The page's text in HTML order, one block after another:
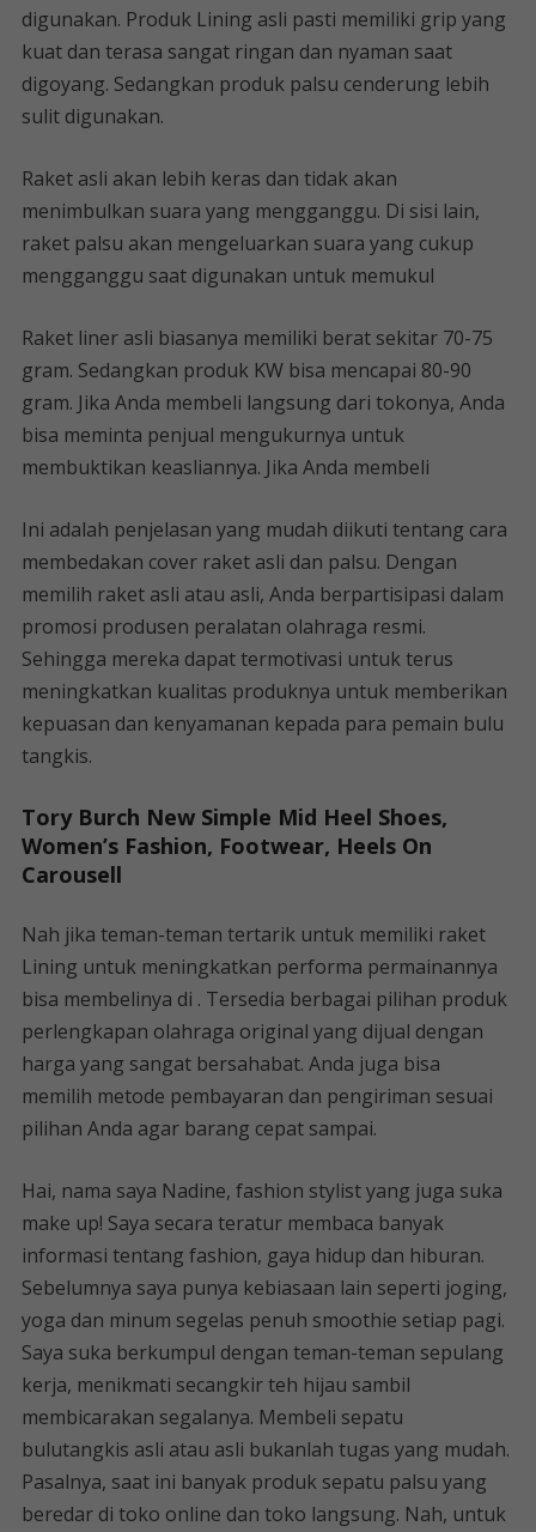
digunakan. Produk Lining asli pasti memiliki grip yang
kuat dan terasa sangat ringan dan nyaman saat
digoyang. Sedangkan produk palsu cenderung lebih
sulit digunakan.
Raket asli akan lebih keras dan tidak akan
menimbulkan suara yang mengganggu. Di sisi lain,
raket palsu akan mengeluarkan suara yang cukup
mengganggu saat digunakan untuk memukul
Raket liner asli biasanya memiliki berat sekitar 70-75
gram. Sedangkan produk KW bisa mencapai 80-90
gram. Jika Anda membeli langsung dari tokonya, Anda
bisa meminta penjual mengukurnya untuk
membuktikan keasliannya. Jika Anda membeli
Ini adalah penjelasan yang mudah diikuti tentang cara
membedakan cover raket asli dan palsu. Dengan
memilih raket asli atau asli, Anda berpartisipasi dalam
promosi produsen peralatan olahraga resmi.
Sehingga mereka dapat termotivasi untuk terus
meningkatkan kualitas produknya untuk memberikan
kepuasan dan kenyamanan kepada para pemain bulu
tangkis.
Tory Burch New Simple Mid Heel Shoes,
Women’s Fashion, Footwear, Heels On
Carousell
Nah jika teman-teman tertarik untuk memiliki raket
Lining untuk meningkatkan performa permainannya
bisa membelinya di . Tersedia berbagai pilihan produk
perlengkapan olahraga original yang dijual dengan
harga yang sangat bersahabat. Anda juga bisa
memilih metode pembayaran dan pengiriman sesuai
pilihan Anda agar barang cepat sampai.
Hai, nama saya Nadine, fashion stylist yang juga suka
make up! Saya secara teratur membaca banyak
informasi tentang fashion, gaya hidup dan hiburan.
Sebelumnya saya punya kebiasaan lain seperti joging,
yoga dan minum segelas penuh smoothie setiap pagi.
Saya suka berkumpul dengan teman-teman sepulang
kerja, menikmati secangkir teh hijau sambil
membicarakan segalanya. Membeli sepatu
bulutangkis asli atau asli bukanlah tugas yang mudah.
Pasalnya, saat ini banyak produk sepatu palsu yang
beredar di toko online dan toko langsung. Nah, untuk